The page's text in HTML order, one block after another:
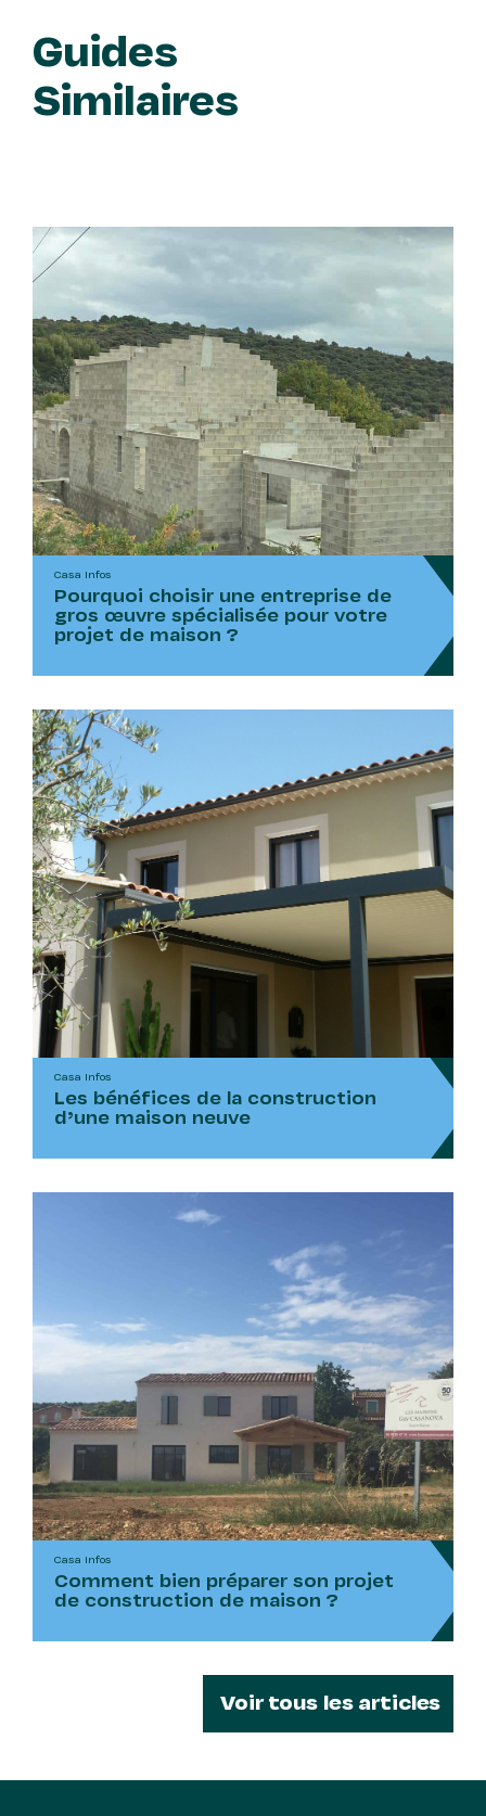
étaient à l’ouest.
Guides
Similaires
Casa Infos
Pourquoi choisir une entreprise de
gros œuvre spécialisée pour votre
projet de maison ?
Casa Infos
Les bénéfices de la construction
d’une maison neuve
Casa Infos
Comment bien préparer son projet
de construction de maison ?
Voir tous les articles